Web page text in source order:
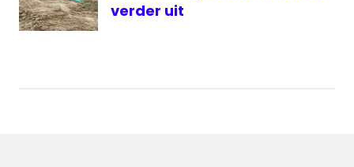
verder uit